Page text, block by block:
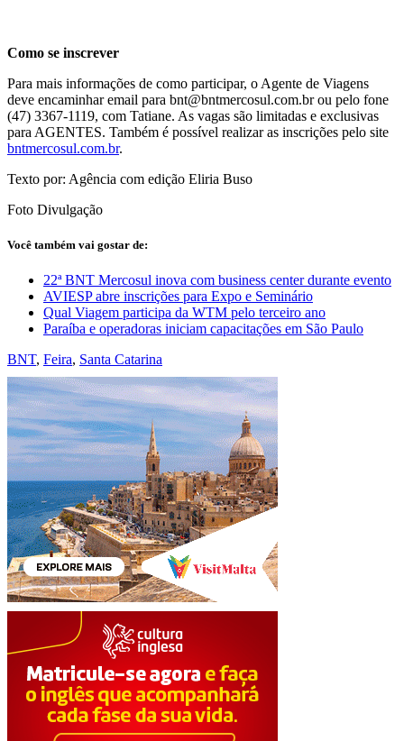
Como se inscrever
Para mais informações de como participar, o Agente de Viagens
deve encaminhar email para bnt@bntmercosul.com.brou pelo fone
(47) 3367-1119, com Tatiane. As vagas são limitadas e exclusivas
para AGENTES. Também é possível realizar as inscrições pelo site
bntmercosul.com.br.
Texto por: Agência com edição Eliria Buso
Foto Divulgação
Você também vai gostar de:
22ª BNT Mercosul inova com business center durante evento
AVIESP abre inscrições para Expo e Seminário
Qual Viagem participa da WTM pelo terceiro ano
Paraíba e operadoras iniciam capacitações em São Paulo
BNT, Feira, Santa Catarina